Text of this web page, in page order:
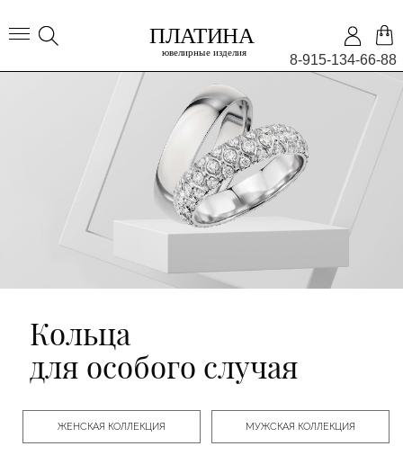
8-915-134-66-88
Кольца
для особого случая
ЖЕНСКАЯ КОЛЛЕКЦИЯ МУЖСКАЯ КОЛЛЕКЦИЯ